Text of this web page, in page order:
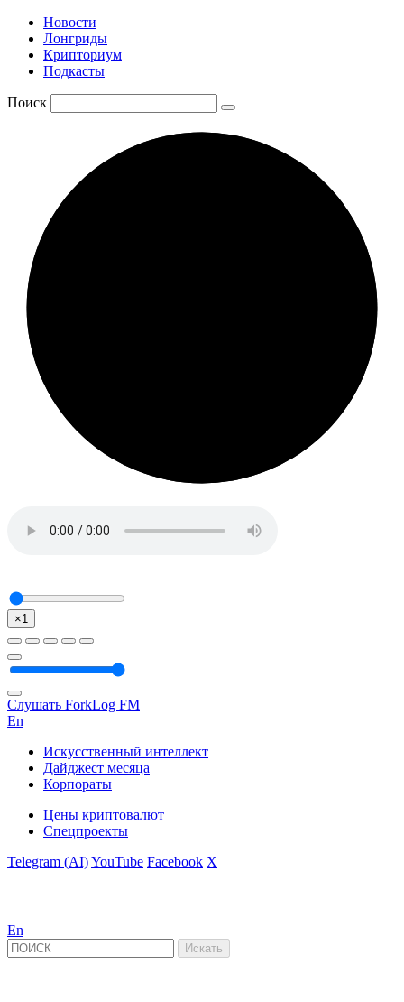
Новости
Лонгриды
Крипториум
Подкасты
Поиск
×1
Слушать ForkLog FM
En
Искусственный интеллект
Дайджест месяца
Корпораты
Цены криптовалют
Спецпроекты
Telegram (AI)YouTube Facebook X
En